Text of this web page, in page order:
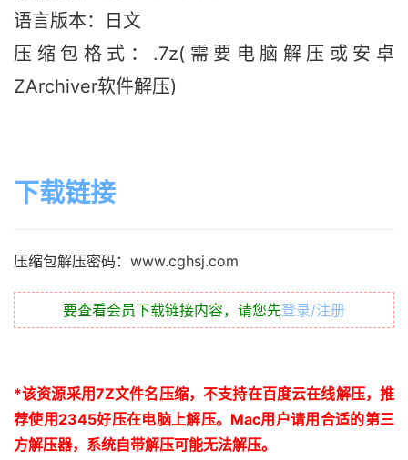
语言版本：日文
压缩包格式：.7z(需要电脑解压或安卓
ZArchiver软件解压)
下载链接
压缩包解压密码：www.cghsj.com
要查看会员下载链接内容，请您先登录/注册
*该资源采用7Z文件名压缩，不支持在百度云在线解压，推
荐使用2345好压在电脑上解压。 Mac用户请用合适的第三
方解压器，系统自带解压可能无法解压。